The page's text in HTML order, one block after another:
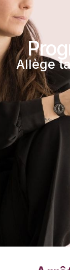
Allège